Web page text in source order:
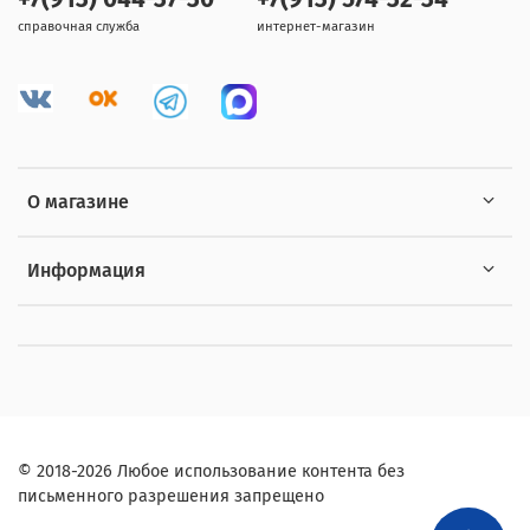
О магазине
Информация
справочная служба интернет-магазин
© 2018-2026 Любое использование контента без
письменного разрешения запрещено